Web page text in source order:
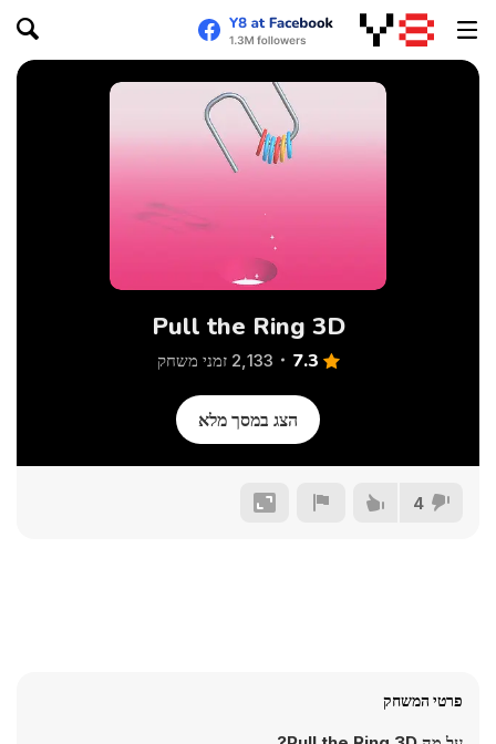
Pull the Ring 3D
7.3 2,133 זמני משחק
הצג במסך מלא
4
פרטי המשחק